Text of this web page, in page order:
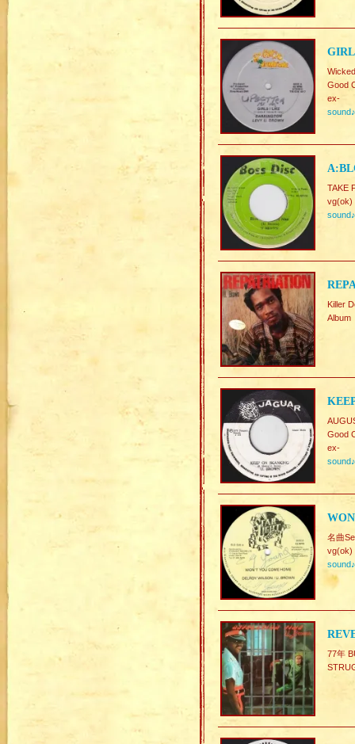
Good
ex-
sound♪
TAKE
vg(ok)
sound♪
Killer
Album
Good
ex-
sound♪
名曲
vg(ok)
sound♪
77年